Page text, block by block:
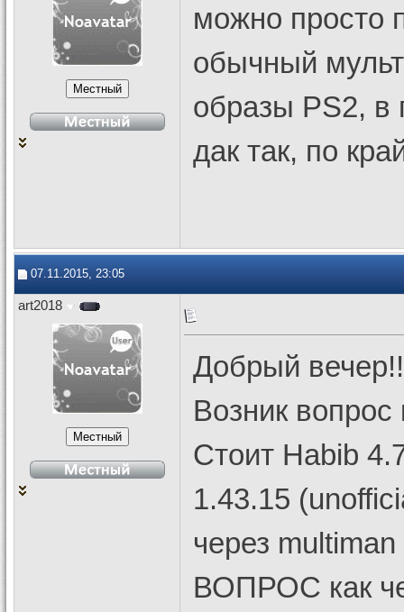
можно просто
обычный
образы PS2, в
дак так, по
07.11.2015, 23:05
art2018
Добрый
Возник
Стоит Habib
1.43.15
через
ВОПРОС как